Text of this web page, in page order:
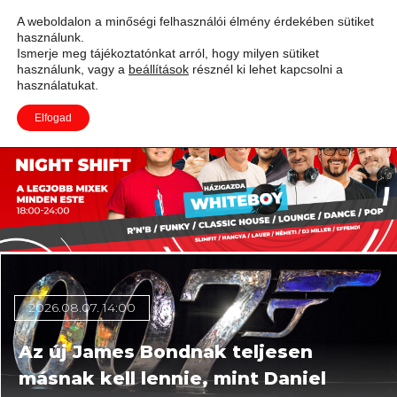
Adás
Több mind félmillióan voltak már
kíváncsiak Rúzsa Magdolna Rúzsára
2026.08.05. 08:00
Sosem látott George Michael-
koncertfelvételek jönnek a moziba
2026.08.07. 14:00
Az új James Bondnak teljesen
másnak kell lennie, mint Daniel
A weboldalon a minőségi felhasználói élmény érdekében sütiket
használunk.
Ismerje meg tájékoztatónkat arról, hogy milyen sütiket
használunk, vagy a beállítások résznél ki lehet kapcsolni a
használatukat.
Elfogad